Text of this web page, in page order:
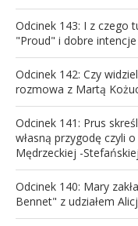
Odcinek 143: I z czego
"Proud" i dobre intencje
Odcinek 142: Czy
rozmowa z Martą
Odcinek 141: Prus
własną przygodę czyli
Mędrzeckiej -
Odcinek 140: Mary
Bennet" z udziałem